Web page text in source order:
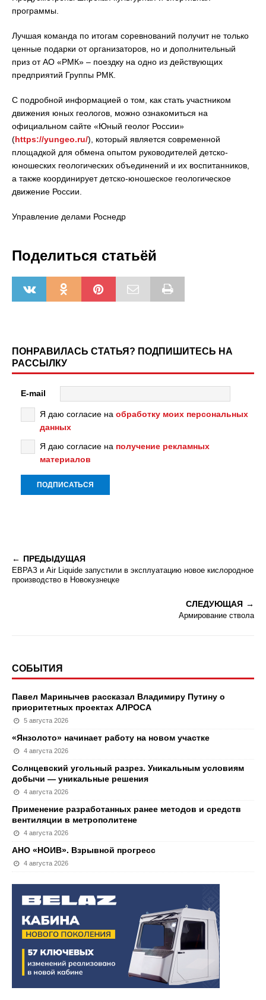
программы.
Лучшая команда по итогам соревнований получит не только
ценные подарки от организаторов, но и дополнительный
приз от АО «РМК» – поездку на одно из действующих
предприятий Группы РМК.
С подробной информацией о том, как стать участником
движения юных геологов, можно ознакомиться на
официальном сайте «Юный геолог России»
(https://yungeo.ru/), который является современной
площадкой для обмена опытом руководителей детско-
юношеских геологических объединений и их воспитанников,
а также координирует детско-юношеское геологическое
движение России.
Управление делами Роснедр
Поделиться статьёй
ПОНРАВИЛАСЬ СТАТЬЯ? ПОДПИШИТЕСЬ НА
РАССЫЛКУ
E-mail
Я даю согласие на обработку моих персональных
данных
Я даю согласие на получение рекламных
материалов
ПРЕДЫДУЩАЯ
ЕВРАЗ и Air Liquide запустили в эксплуатацию новое кислородное
производство в Новокузнецке
СЛЕДУЮЩАЯ
Армирование ствола
СОБЫТИЯ
Павел Маринычев рассказал Владимиру Путину о
приоритетных проектах АЛРОСА
5 августа 2026
«Янзолото» начинает работу на новом участке
4 августа 2026
Солнцевский угольный разрез. Уникальным условиям
добычи — уникальные решения
4 августа 2026
Применение разработанных ранее методов и средств
вентиляции в метрополитене
4 августа 2026
АНО «НОИВ». Взрывной прогресс
4 августа 2026